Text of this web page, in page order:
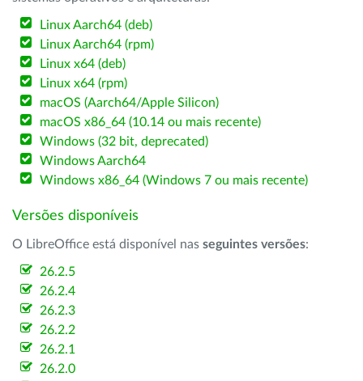
Linux Aarch64 (deb)
Linux Aarch64 (rpm)
Linux x64 (deb)
Linux x64 (rpm)
macOS (Aarch64/Apple Silicon)
macOS x86_64 (10.14 ou mais recente)
Windows (32 bit, deprecated)
Windows Aarch64
Windows x86_64 (Windows 7 ou mais recente)
Versões disponíveis
O LibreOffice está disponível nas seguintes versões:
26.2.5
26.2.4
26.2.3
26.2.2
26.2.1
26.2.0